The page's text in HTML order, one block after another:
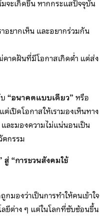
ะเกิดขึ้น หากกระแสปัจจุบัน
อยากเห็น และอยากร่วมกัน
าดฝันที่มีโอกาสเกิดต่ำ แต่ส่ง
“อนาคตแบบเดียว”หรือ
แต่เปิดโอกาสให้เรามองเห็นทาง
และมองความไม่แน่นอนเป็น
กรรม
“การชวนสังคมใช้
มองว่าเป็นการทำให้คนเข้าใจ
ยีต่าง ๆ แต่ในโลกที่ซับซ้อนขึ้น